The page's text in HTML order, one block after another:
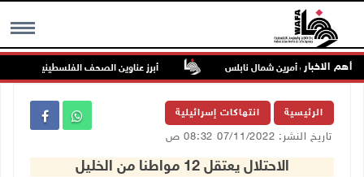
MENU أهم الاخبار
من بيت أمرين شمال نابلس أبرز عناوين الصحف الفلسطينية
الرئيسية انتهاكات إسرائيلية
تاريخ النشر: 07/11/2022 08:32 ص
الاحتلال يعتقل 12 مواطنا من الخليل